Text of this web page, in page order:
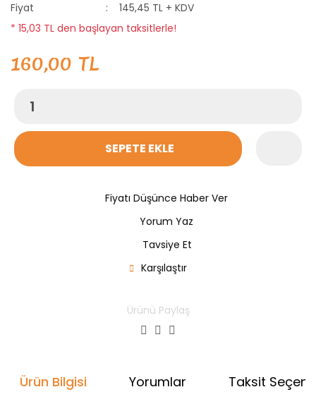
Fiyat
145,45 TL + KDV
* 15,03 TL den başlayan taksitlerle!
160,00 TL
SEPETE EKLE
Fiyatı Düşünce Haber Ver
Yorum Yaz
Tavsiye Et
Karşılaştır
Ürünü Paylaş
Ürün Bilgisi Yorumlar Taksit